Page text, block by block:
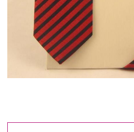
0 Lei - 100 Lei
100 Lei - 200 Lei
200 Lei - 300 Lei
300 Lei - 500 Lei
500 Lei - 1000 Lei